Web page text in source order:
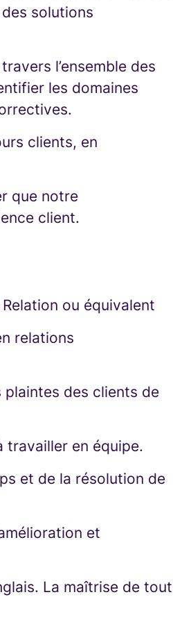
solutions
l’ensemble des
les domaines
clients, en
que notre
client.
ou équivalent
relations
des clients de
travailler en équipe.
et de la résolution de
et
La maîtrise de tout